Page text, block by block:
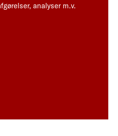
analyser m.v.